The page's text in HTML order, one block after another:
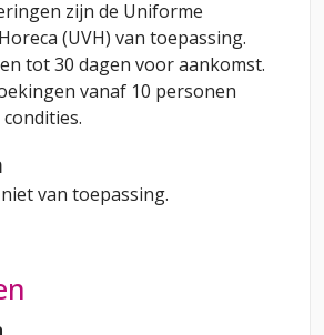
zijn de Uniforme
(UVH) van toepassing.
tot 30 dagen voor aankomst.
vanaf 10 personen
van toepassing.